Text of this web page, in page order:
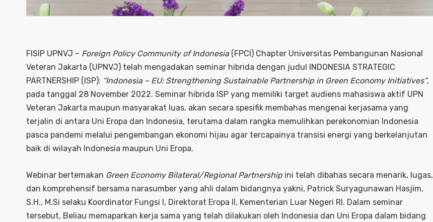
FISIP UPNVJ – Foreign Policy Community of Indonesia(FPCI) Chapter Universitas Pembangunan Nasional
Veteran Jakarta (UPNVJ) telah mengadakan seminar hibrida dengan judul INDONESIA STRATEGIC
PARTNERSHIP (ISP): “Indonesia – EU: Strengthening Sustainable Partnership in Green Economy Initiatives”,
pada tanggal 28 November 2022. Seminar hibrida ISP yang memiliki target audiens mahasiswa aktif UPN
Veteran Jakarta maupun masyarakat luas, akan secara spesifik membahas mengenai kerjasama yang
terjalin di antara Uni Eropa dan Indonesia, terutama dalam rangka memulihkan perekonomian Indonesia
pasca pandemi melalui pengembangan ekonomi hijau agar tercapainya transisi energi yang berkelanjutan
baik di wilayah Indonesia maupun Uni Eropa.
Webinar bertemakan Green Economy Bilateral/Regional Partnership ini telah dibahas secara menarik, lugas,
dan komprehensif bersama narasumber yang ahli dalam bidangnya yakni, Patrick Suryagunawan Hasjim,
S.H., M.Si selaku Koordinator Fungsi I, Direktorat Eropa II, Kementerian Luar Negeri RI. Dalam seminar
tersebut, Beliau memaparkan kerja sama yang telah dilakukan oleh Indonesia dan Uni Eropa dalam bidang